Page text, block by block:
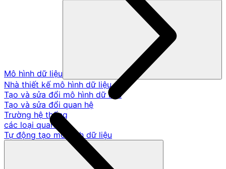
Mô hình dữ liệu
Nhà thiết kế mô hình dữ liệu
Tạo và sửa đổi mô hình dữ liệu
Tạo và sửa đổi quan hệ
Trường hệ thống
các loại quan hệ
Tự động tạo mô hình dữ liệu